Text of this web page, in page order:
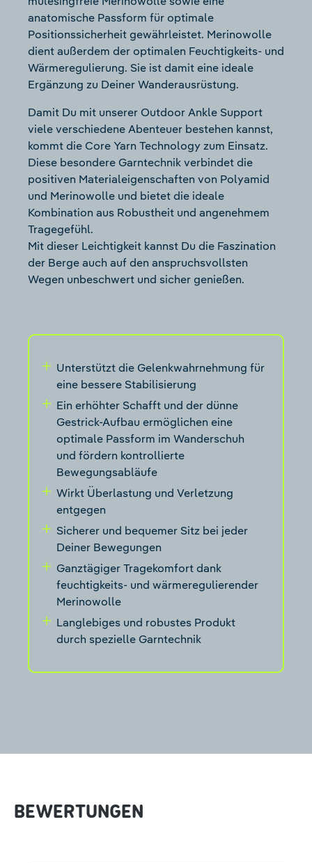
anatomische Passform für optimale
Positionssicherheit gewährleistet. Merinowolle
dient außerdem der optimalen Feuchtigkeits- und
Wärmeregulierung. Sie ist damit eine ideale
Ergänzung zu Deiner Wanderausrüstung.
Damit Du mit unserer Outdoor Ankle Support
viele verschiedene Abenteuer bestehen kannst,
kommt die Core Yarn Technology zum Einsatz.
Diese besondere Garntechnik verbindet die
positiven Materialeigenschaften von Polyamid
und Merinowolle und bietet die ideale
Kombination aus Robustheit und angenehmem
Tragegefühl.
Mit dieser Leichtigkeit kannst Du die Faszination
der Berge auch auf den anspruchsvollsten
Wegen unbeschwert und sicher genießen.
Unterstützt die Gelenkwahrnehmung für
eine bessere Stabilisierung
Ein erhöhter Schafft und der dünne
Gestrick-Aufbau ermöglichen eine
optimale Passform im Wanderschuh
und fördern kontrollierte
Bewegungsabläufe
Wirkt Überlastung und Verletzung
entgegen
Sicherer und bequemer Sitz bei jeder
Deiner Bewegungen
Ganztägiger Tragekomfort dank
feuchtigkeits- und wärmeregulierender
Merinowolle
Langlebiges und robustes Produkt
durch spezielle Garntechnik
BEWERTUNGEN